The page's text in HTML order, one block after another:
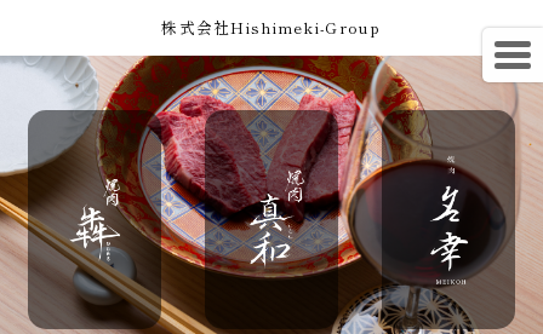
株式会社Hishimeki-Group